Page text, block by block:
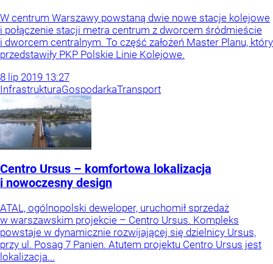
W centrum Warszawy powstaną dwie nowe stacje kolejowe
i połączenie stacji metra centrum z dworcem śródmieście
i dworcem centralnym. To część założeń Master Planu, który
przedstawiły PKP Polskie Linie Kolejowe.
8 lip 2019 13:27
InfrastrukturaGospodarkaTransport
Centro Ursus – komfortowa lokalizacja
i nowoczesny design
ATAL, ogólnopolski deweloper, uruchomił sprzedaż
w warszawskim projekcie – Centro Ursus. Kompleks
powstaje w dynamicznie rozwijającej się dzielnicy Ursus,
przy ul. Posag 7 Panien. Atutem projektu Centro Ursus jest
lokalizacja...